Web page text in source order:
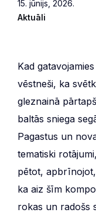
15. jūnijs, 2026.
Aktuāli
Kad
vēstneši, ka
gleznainā
baltās sniega
Pagastus un
tematiski
pētot, apbrīnojot,
ka aiz šīm
rokas un radošs